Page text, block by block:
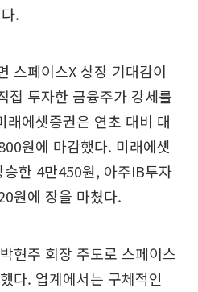
.
스페이스X 상장 기대감이
접 투자한 금융주가 강세를
래에셋증권은 연초 대비 대
원에 마감했다. 미래에셋
한 4만450원, 아주IB투자
원에 장을 마쳤다.
현주 회장 주도로 스페이스
다. 업계에서는 구체적인